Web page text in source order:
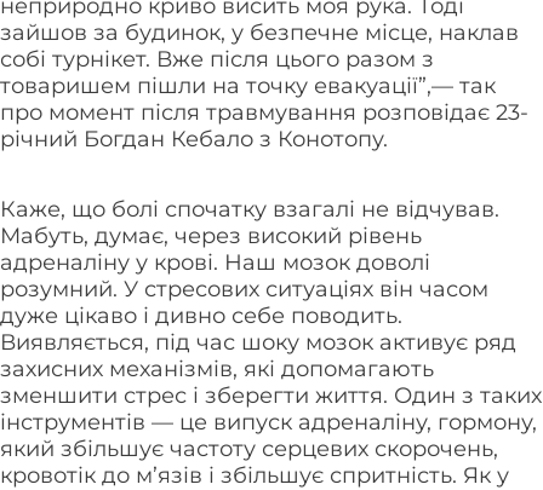
неприродно криво висить моя рука. Тоді
зайшов за будинок, у безпечне місце, наклав
собі турнікет. Вже після цього разом з
товаришем пішли на точку евакуації”,— так
про момент після травмування розповідає 23-
річний Богдан Кебало з Конотопу.
Каже, що болі спочатку взагалі не відчував.
Мабуть, думає, через високий рівень
адреналіну у крові. Наш мозок доволі
розумний. У стресових ситуаціях він часом
дуже цікаво і дивно себе поводить.
Виявляється, під час шоку мозок активує ряд
захисних механізмів, які допомагають
зменшити стрес і зберегти життя. Один з таких
інструментів — це випуск адреналіну, гормону,
який збільшує частоту серцевих скорочень,
кровотік до м’язів і збільшує спритність. Як у